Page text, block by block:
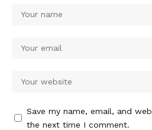
Save my name, email, and
the next time I comment.